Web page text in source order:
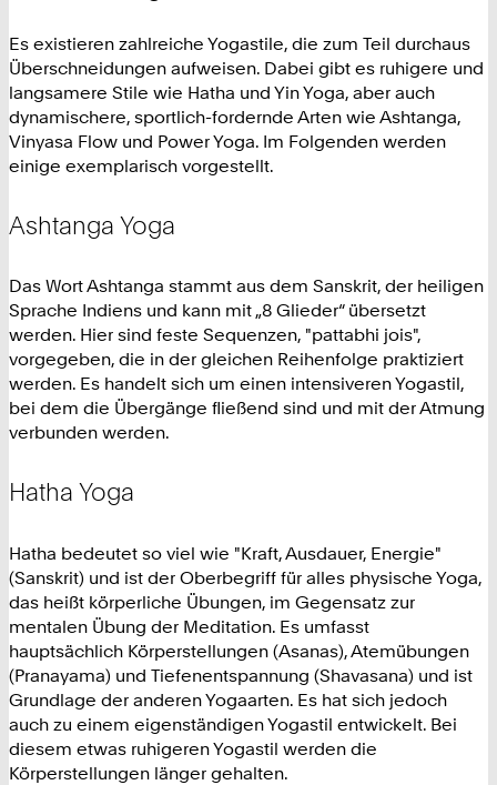
Es existieren zahlreiche Yogastile, die zum Teil durchaus
Überschneidungen aufweisen. Dabei gibt es ruhigere und
langsamere Stile wie Hatha und Yin Yoga, aber auch
dynamischere, sportlich-fordernde Arten wie Ashtanga,
Vinyasa Flow und Power Yoga. Im Folgenden werden
einige exemplarisch vorgestellt.
Ashtanga Yoga
Das Wort Ashtanga stammt aus dem Sanskrit, der heiligen
Sprache Indiens und kann mit „8 Glieder“ übersetzt
werden. Hier sind feste Sequenzen, "pattabhi jois",
vorgegeben, die in der gleichen Reihenfolge praktiziert
werden. Es handelt sich um einen intensiveren Yogastil,
bei dem die Übergänge fließend sind und mit der Atmung
verbunden werden.
Hatha Yoga
Hatha bedeutet so viel wie "Kraft, Ausdauer, Energie"
(Sanskrit) und ist der Oberbegriff für alles physische Yoga,
das heißt körperliche Übungen, im Gegensatz zur
mentalen Übung der Meditation. Es umfasst
hauptsächlich Körperstellungen (Asanas), Atemübungen
(Pranayama) und Tiefenentspannung (Shavasana) und ist
Grundlage der anderen Yogaarten. Es hat sich jedoch
auch zu einem eigenständigen Yogastil entwickelt. Bei
diesem etwas ruhigeren Yogastil werden die
Körperstellungen länger gehalten.